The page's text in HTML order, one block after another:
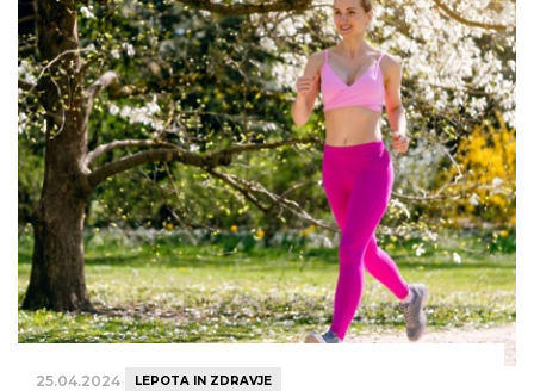
25.04.2024 LEPOTA IN ZDRAVJE